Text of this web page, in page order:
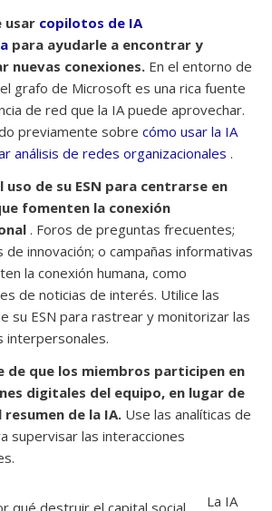
usar copilotos de IA
para ayudarle a encontrar y
nuevas conexiones. En el entorno de
grafo de Microsoft es una rica fuente
de red que la IA puede aprovechar.
previamente sobre cómo usar la IA
análisis de redes organizacionales .
uso de su ESN para centrarse en
fomenten la conexión
. Foros de preguntas frecuentes;
de innovación; o campañas informativas
la conexión humana, como
de noticias de interés. Utilice las
su ESN para rastrear y monitorizar las
interpersonales.
de que los miembros participen en
digitales del equipo, en lugar de
de la IA. Use las analíticas de
supervisar las interacciones
La IA